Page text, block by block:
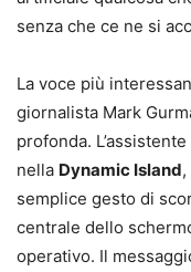
senza che ce ne si
La voce più
giornalista Mark
profonda.
nella Dynamic Island
semplice gesto di
centrale dello
operativo. Il